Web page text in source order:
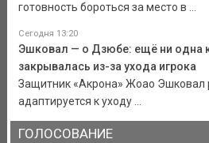
готовность бороться за место в ...
Сегодня 13:20
Эшковал — о Дзюбе: ещё ни одна
закрывалась из-за ухода игрока
Защитник «Акрона» Жоао Эшковал
адаптируется к уходу ...
ГОЛОСОВАНИЕ